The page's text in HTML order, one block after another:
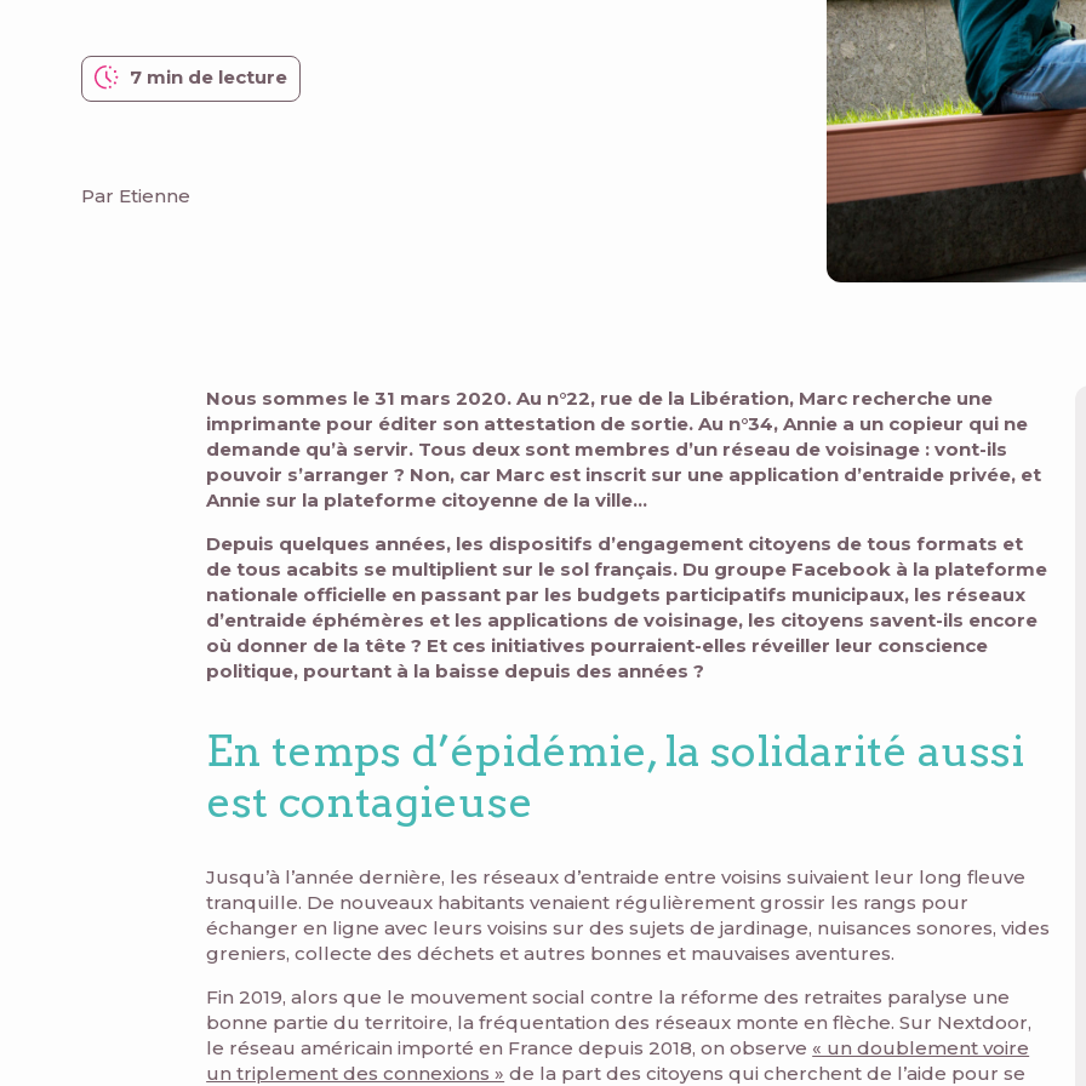
7 min de lecture
Par Etienne
Nous sommes le 31 mars 2020. Au n°22, rue de la Libération, Marc recherche une
imprimante pour éditer son attestation de sortie. Au n°34, Annie a un copieur qui ne
demande qu’à servir. Tous deux sont membres d’un réseau de voisinage : vont-ils
pouvoir s’arranger ? Non, car Marc est inscrit sur une application d’entraide privée, et
Annie sur la plateforme citoyenne de la ville…
Depuis quelques années, les dispositifs d’engagement citoyens de tous formats et
de tous acabits se multiplient sur le sol français. Du groupe Facebook à la plateforme
nationale officielle en passant par les budgets participatifs municipaux, les réseaux
d’entraide éphémères et les applications de voisinage, les citoyens savent-ils encore
où donner de la tête ? Et ces initiatives pourraient-elles réveiller leur conscience
politique, pourtant à la baisse depuis des années ?
En temps d’épidémie, la solidarité aussi
est contagieuse
Jusqu’à l’année dernière, les réseaux d’entraide entre voisins suivaient leur long fleuve
tranquille. De nouveaux habitants venaient régulièrement grossir les rangs pour
échanger en ligne avec leurs voisins sur des sujets de jardinage, nuisances sonores, vides
greniers, collecte des déchets et autres bonnes et mauvaises aventures.
Fin 2019, alors que le mouvement social contre la réforme des retraites paralyse une
bonne partie du territoire, la fréquentation des réseaux monte en flèche. Sur Nextdoor,
le réseau américain importé en France depuis 2018, on observe « un doublement voire
un triplement des connexions » de la part des citoyens qui cherchent de l’aide pour se